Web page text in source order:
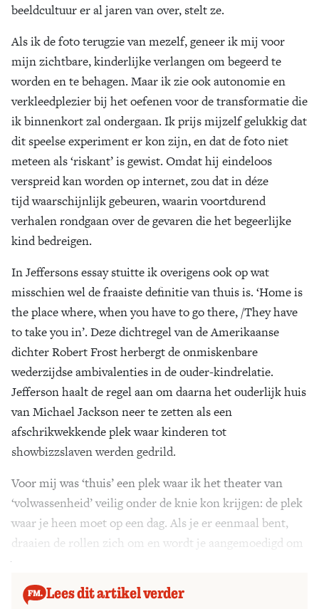
beeldcultuur er al jaren van over, stelt ze.
Als ik de foto terugzie van mezelf, geneer ik mij voor
mijn zichtbare, kinderlijke verlangen om begeerd te
worden en te behagen. Maar ik zie ook autonomie en
verkleedplezier bij het oefenen voor de transformatie die
ik binnenkort zal ondergaan. Ik prijs mijzelf gelukkig dat
dit speelse experiment er kon zijn, en dat de foto niet
meteen als ‘riskant’ is gewist. Omdat hij eindeloos
verspreid kan worden op internet, zou dat in déze
tijd waarschijnlijk gebeuren, waarin voortdurend
verhalen rondgaan over de gevaren die het begeerlijke
kind bedreigen.
In Jeffersons essay stuitte ik overigens ook op wat
misschien wel de fraaiste definitie van thuis is. ‘Home is
the place where, when you have to go there, /They have
to take you in’. Deze dichtregel van de Amerikaanse
dichter Robert Frost herbergt de onmiskenbare
wederzijdse ambivalenties in de ouder-kindrelatie.
Jefferson haalt de regel aan om daarna het ouderlijk huis
van Michael Jackson neer te zetten als een
afschrikwekkende plek waar kinderen tot
showbizzslaven werden gedrild.
Voor mij was ‘thuis’ een plek waar ik het theater van
‘volwassenheid’ veilig onder de knie kon krijgen: de plek
waar je heen moet op een dag. Als je er eenmaal bent,
draaien de rollen zich om en wordt je aangemoedigd om
Lees dit artikel verder